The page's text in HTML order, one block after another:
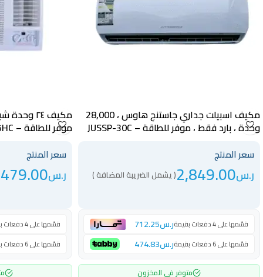
مكيف اسبيلت جداري جاستنج هاوس ، 28,000
وحدة ، بارد فقط ، موفر للطاقة – JUSSP-30C
سعر المنتج
ر.س2,849.00( يشمل الضريبة المضافة )
قسّمها على 4 دفعات بقيمة ر.س712.25
قسّمها على 6 دفعات بقيمة ر.س474.83
متوفر في المخزون
مكيف ٢٤
موفر للطاقة – JUSW-245HC
سعر المنتج
ر.س
قسّمها على 4 دفعات بقيمة
قسّمها على 6 دفعات بقيمة